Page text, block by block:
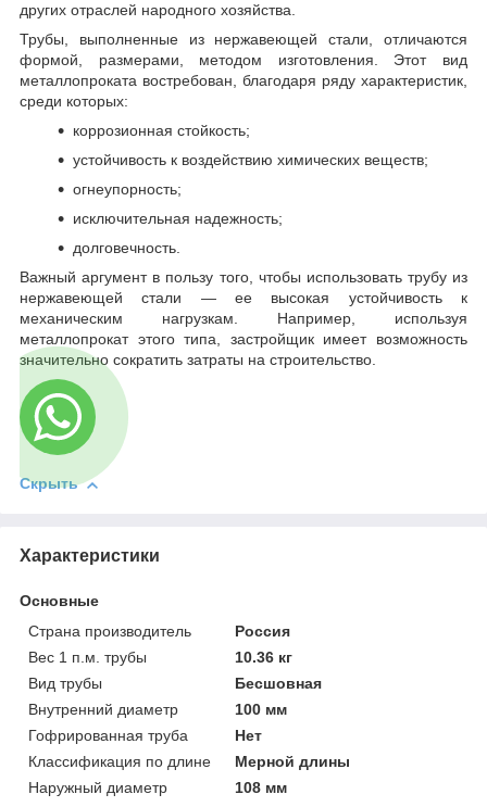
других отраслей народного хозяйства.
Трубы, выполненные из нержавеющей стали, отличаются
формой, размерами, методом изготовления. Этот вид
металлопроката востребован, благодаря ряду характеристик,
среди которых:
коррозионная стойкость;
устойчивость к воздействию химических веществ;
огнеупорность;
исключительная надежность;
долговечность.
Важный аргумент в пользу того, чтобы использовать трубу из
нержавеющей стали — ее высокая устойчивость к
механическим нагрузкам. Например, используя
металлопрокат этого типа, застройщик имеет возможность
значительно сократить затраты на строительство.
Скрыть
Характеристики
Основные
Страна производитель
Россия
Вес 1 п.м. трубы
10.36 кг
Вид трубы
Бесшовная
Внутренний диаметр
100 мм
Гофрированная труба
Нет
Классификация по длине
Мерной длины
Наружный диаметр
108 мм